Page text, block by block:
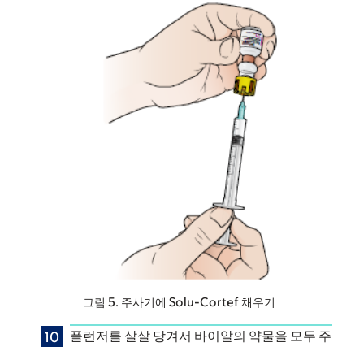
그림 5. 주사기에 Solu-Cortef 채우기
플런저를 살살 당겨서 바이알의 약물을 모두 주